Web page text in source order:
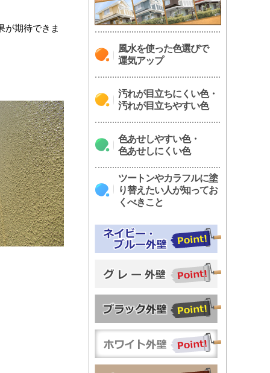
が期待できま
風水を使った色選びで
運気アップ
汚れが目立ちにくい色・
汚れが目立ちやすい色
色あせしやすい色・
色あせしにくい色
ツートンやカラフルに塗
り替えたい人が知ってお
くべきこと